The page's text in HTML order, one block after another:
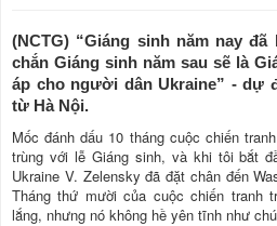
(NCTG) “Giáng sinh năm nay
chắn Giáng sinh năm sau sẽ là
áp cho người dân Ukraine” - dự
từ Hà Nội.
Mốc đánh dấu 10 tháng cuộc chiến
trùng với lễ Giáng sinh, và khi tôi bắt
Ukraine V. Zelensky đã đặt chân đến
Tháng thứ mười của cuộc chiến tranh
lắng, nhưng nó không hề yên tĩnh như